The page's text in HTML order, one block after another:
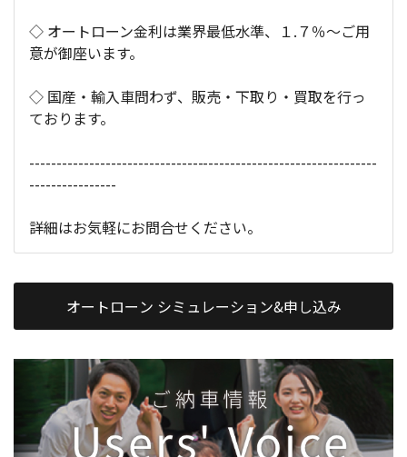
◇ オートローン金利は業界最低水準、１.７％～ご用
意が御座います。
◇ 国産・輸入車問わず、販売・下取り・買取を行っ
ております。
----------------------------------------------------------------
----------------
詳細はお気軽にお問合せください。
オートローン シミュレーション&申し込み